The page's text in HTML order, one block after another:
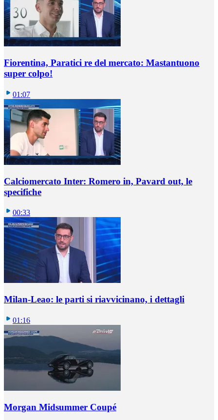
Fiorentina, Paratici re del mercato: Mastantuono
super colpo!
01:07
Calciomercato Inter: Romero in, Pavard out, le
specifiche
00:33
Milan-Leao: le parti si riavvicinano, i dettagli
01:16
Morgan Midsummer Coupé